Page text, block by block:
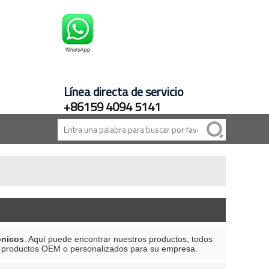
Línea directa de servicio
+86159 4094 5141
. Aquí puede encontrar nuestros productos, todos
OEM o personalizados para su empresa.